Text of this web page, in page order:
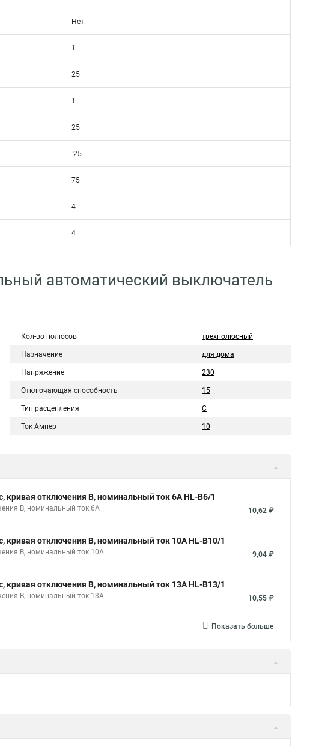
Нет
1
25
1
25
-25
75
4
4
автоматический выключатель
Кол-во полюсов трехполюсный
Назначение для дома
Напряжение 230
Отключающая способность 15
Тип расцепления C
Ток Ампер 10
отключения B, номинальный ток 6А HL-B6/1
B, номинальный ток 6А 10,62 ₽
отключения B, номинальный ток 10А HL-B10/1
B, номинальный ток 10А 9,04 ₽
отключения B, номинальный ток 13А HL-B13/1
B, номинальный ток 13А 10,55 ₽
Показать больше